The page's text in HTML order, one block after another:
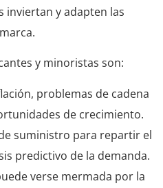
inviertan y adapten las
y minoristas son:
problemas de cadena
de crecimiento.
suministro para repartir el
predictivo de la demanda.
verse mermada por la